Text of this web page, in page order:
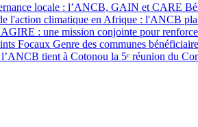
locale : l’ANCB, GAIN et CARE
l'action climatique en Afrique : l'ANCB
: une mission conjointe pour
Focaux Genre des communes
tient à Cotonou la 5ᵉ réunion du